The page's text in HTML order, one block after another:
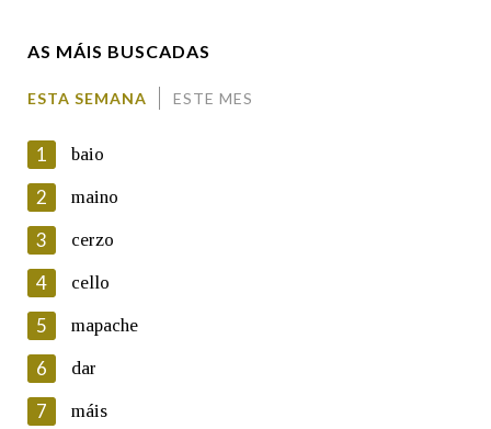
En cumprimento da normativa vixente en materia de
Protección de Datos de Carácter Persoal, a Real Academia
Galega informa a aqueles usuarios que faciliten o seu correo
electrónico, así como calquera outra información de carácter
persoal, que estes datos serán obxecto de tratamento
automatizado de carácter confidencial e incorporados aos seus
ficheiros informáticos. Así mesmo, os usuarios poderán exercer o
seu dereito de acceso, rectificación, oposición e cancelación dos
seus datos poñéndose en contacto connosco.
AS MÁIS BUSCADAS
ESTA SEMANA ESTE MES
1 baio
2 maino
3 cerzo
4 cello
5 mapache
6 dar
7 máis